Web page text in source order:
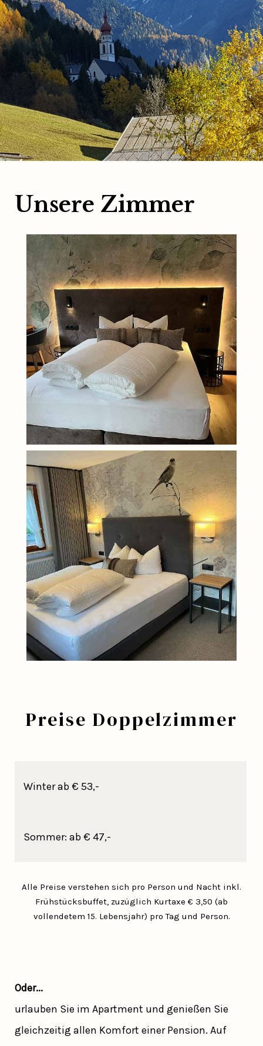
Unsere Zimmer
Preise Doppelzimmer
Winter ab € 53,-
Sommer: ab € 47,-
Alle Preise verstehen sich pro Person und Nacht inkl.
Frühstücksbuffet, zuzüglich Kurtaxe € 3,50 (ab
vollendetem 15. Lebensjahr) pro Tag und Person.
Oder...
urlauben Sie im Apartment und genießen Sie
gleichzeitig allen Komfort einer Pension. Auf